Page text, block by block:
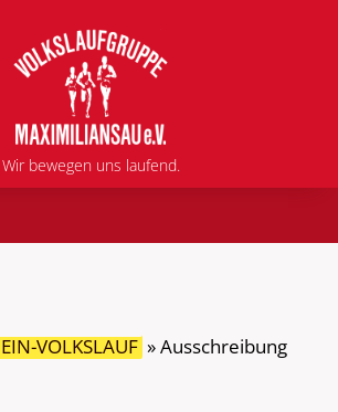
Wir bewegen uns laufend.
VOLKSLAUF »Ausschreibung